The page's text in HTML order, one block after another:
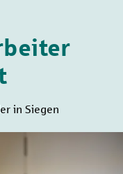
in Siegen